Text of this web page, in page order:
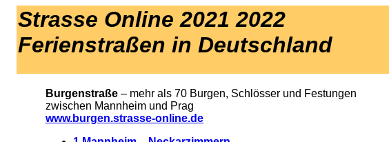
Strasse Online 2021 2022
Ferienstraßen in Deutschland
Burgenstraße – mehr als 70 Burgen, Schlösser und Festungen
zwischen Mannheim und Prag
www.burgen.strasse-online.de